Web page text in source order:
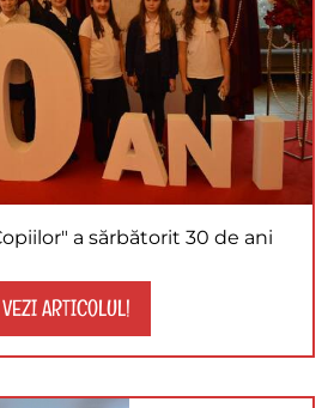
a sărbătorit 30 de ani
VEZI ARTICOLUL!